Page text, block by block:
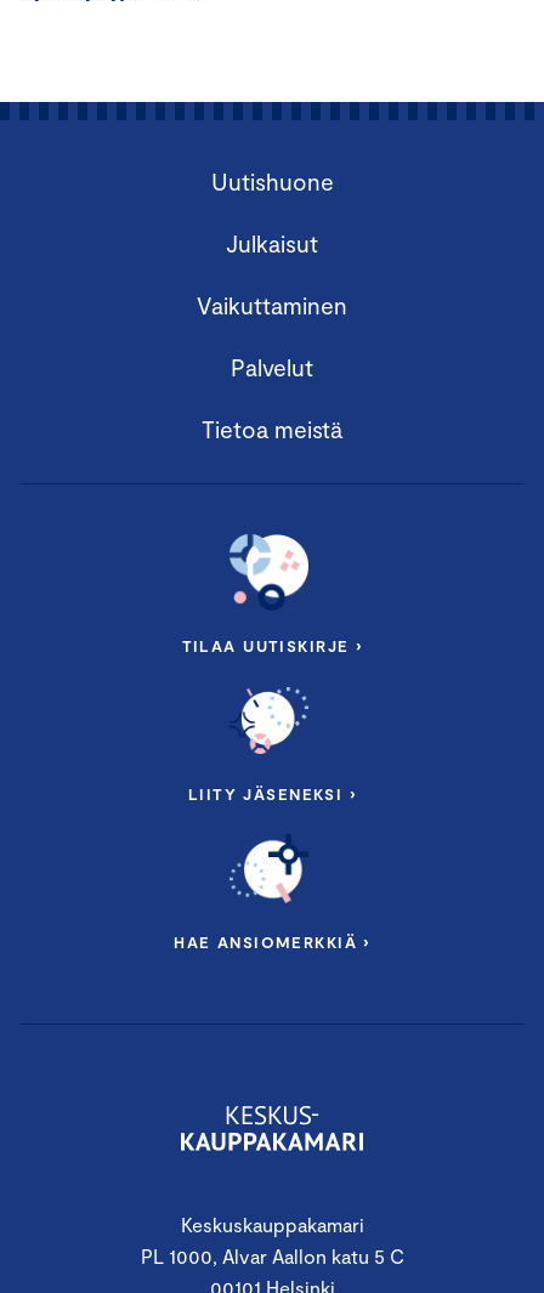
Keskuskauppakamari
PL 1000, Alvar Aallon katu 5 C
00101 Helsinki
Uutishuone
Julkaisut
Vaikuttaminen
Palvelut
Tietoa meistä
TILAA UUTISKIRJE ›
LIITY JÄSENEKSI ›
HAE ANSIOMERKKIÄ ›